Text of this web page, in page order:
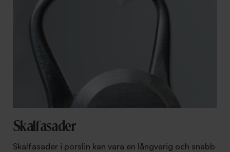
Skalfasader
Skalfasader i porslin kan vara en långvarig och snabb